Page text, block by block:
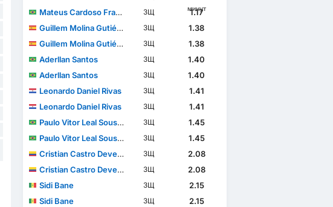
минут
Mateus Cardoso Francisco
ЗЩ
1.17
Guillem Molina Gutiérrez
ЗЩ
1.38
Guillem Molina Gutiérrez
ЗЩ
1.38
Aderllan Santos
ЗЩ
1.40
Aderllan Santos
ЗЩ
1.40
Leonardo Daniel Rivas
ЗЩ
1.41
Leonardo Daniel Rivas
ЗЩ
1.41
Paulo Vitor Leal Sousa Lima
ЗЩ
1.45
Paulo Vitor Leal Sousa Lima
ЗЩ
1.45
Cristian Castro Devenish
ЗЩ
2.08
Cristian Castro Devenish
ЗЩ
2.08
Sidi Bane
ЗЩ
2.15
Sidi Bane
ЗЩ
2.15